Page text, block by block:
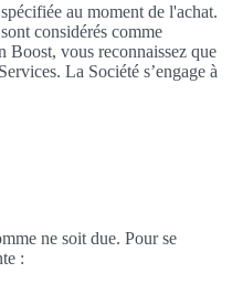
au moment de l'achat.
considérés comme
Boost, vous reconnaissez que
La Société s’engage à
ne soit due. Pour se
: